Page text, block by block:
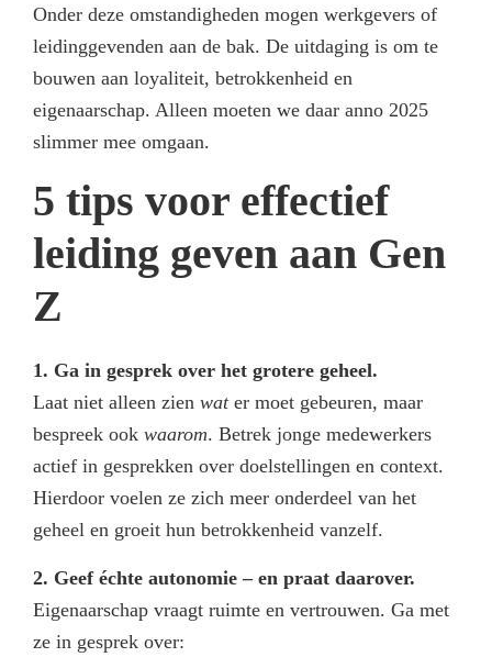
Onder deze omstandigheden mogen werkgevers of
leidinggevenden aan de bak. De uitdaging is om te
bouwen aan loyaliteit, betrokkenheid en
eigenaarschap. Alleen moeten we daar anno 2025
slimmer mee omgaan.
5 tips voor effectief
leiding geven aan Gen
Z
1. Ga in gesprek over het grotere geheel.
Laat niet alleen zien water moet gebeuren, maar
bespreek ook waarom. Betrek jonge medewerkers
actief in gesprekken over doelstellingen en context.
Hierdoor voelen ze zich meer onderdeel van het
geheel en groeit hun betrokkenheid vanzelf.
2. Geef échte autonomie – en praat daarover.
Eigenaarschap vraagt ruimte en vertrouwen. Ga met
ze in gesprek over: